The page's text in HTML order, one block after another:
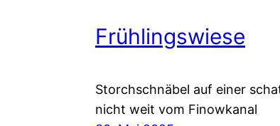
Frühlingswiese
Storchschnäbel auf einer
nicht weit vom Finowkanal